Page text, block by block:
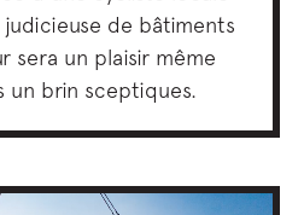
de bâtiments
sera un plaisir même
un brin sceptiques.